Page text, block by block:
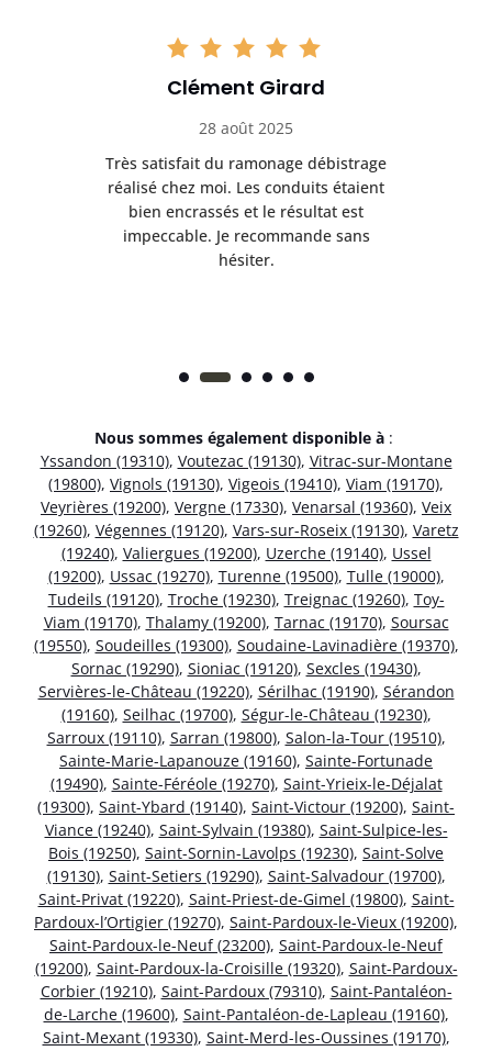
Clément Girard
28 août 2025
Très satisfait du ramonage débistrage
réalisé chez moi. Les conduits étaient
bien encrassés et le résultat est
impeccable. Je recommande sans
hésiter.
Nous sommes également disponible à :
Yssandon (19310), Voutezac (19130), Vitrac-sur-Montane
(19800), Vignols (19130), Vigeois (19410), Viam (19170),
Veyrières (19200), Vergne (17330), Venarsal (19360), Veix
(19260), Végennes (19120), Vars-sur-Roseix (19130), Varetz
(19240), Valiergues (19200), Uzerche (19140), Ussel
(19200), Ussac (19270), Turenne (19500), Tulle (19000),
Tudeils (19120), Troche (19230), Treignac (19260), Toy-
Viam (19170), Thalamy (19200), Tarnac (19170), Soursac
(19550), Soudeilles (19300), Soudaine-Lavinadière (19370),
Sornac (19290), Sioniac (19120), Sexcles (19430),
Servières-le-Château (19220), Sérilhac (19190), Sérandon
(19160), Seilhac (19700), Ségur-le-Château (19230),
Sarroux (19110), Sarran (19800), Salon-la-Tour (19510),
Sainte-Marie-Lapanouze (19160), Sainte-Fortunade
(19490), Sainte-Féréole (19270), Saint-Yrieix-le-Déjalat
(19300), Saint-Ybard (19140), Saint-Victour (19200), Saint-
Viance (19240), Saint-Sylvain (19380), Saint-Sulpice-les-
Bois (19250), Saint-Sornin-Lavolps (19230), Saint-Solve
(19130), Saint-Setiers (19290), Saint-Salvadour (19700),
Saint-Privat (19220), Saint-Priest-de-Gimel (19800), Saint-
Pardoux-l’Ortigier (19270), Saint-Pardoux-le-Vieux (19200),
Saint-Pardoux-le-Neuf (23200), Saint-Pardoux-le-Neuf
(19200), Saint-Pardoux-la-Croisille (19320), Saint-Pardoux-
Corbier (19210), Saint-Pardoux (79310), Saint-Pantaléon-
de-Larche (19600), Saint-Pantaléon-de-Lapleau (19160),
Saint-Mexant (19330), Saint-Merd-les-Oussines (19170),